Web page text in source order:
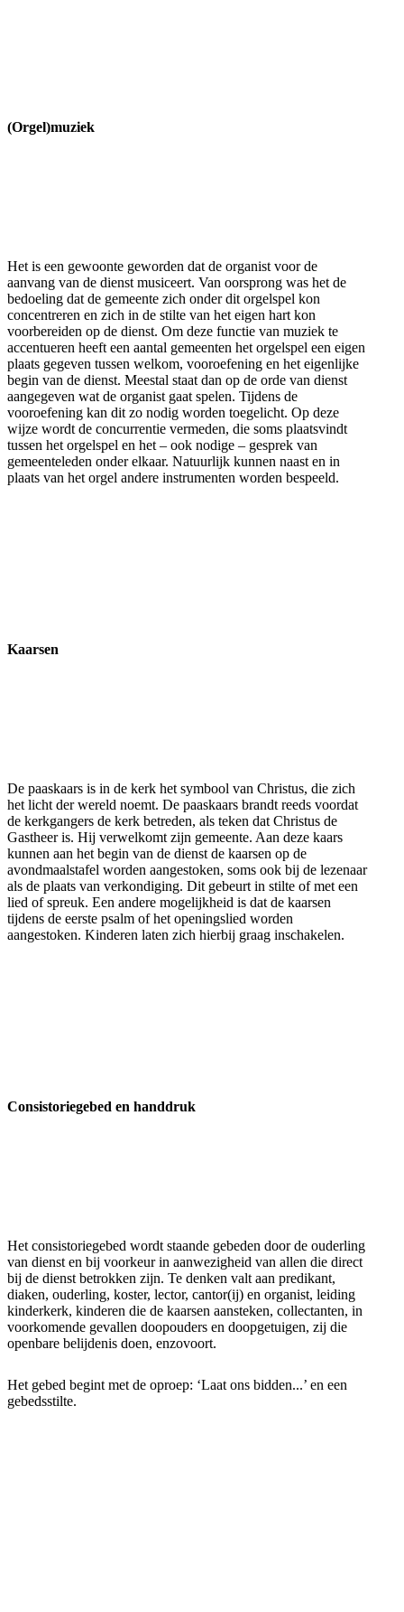
(Orgel)muziek
Het is een gewoonte geworden dat de organist voor de
aanvang van de dienst musiceert. Van oorsprong was het de
bedoeling dat de gemeente zich onder dit orgelspel kon
concentreren en zich in de stilte van het eigen hart kon
voorbereiden op de dienst. Om deze functie van muziek te
accentueren heeft een aantal gemeenten het orgelspel een eigen
plaats gegeven tussen welkom, vooroefening en het eigenlijke
begin van de dienst. Meestal staat dan op de orde van dienst
aangegeven wat de organist gaat spelen. Tijdens de
vooroefening kan dit zo nodig worden toegelicht. Op deze
wijze wordt de concurrentie vermeden, die soms plaatsvindt
tussen het orgelspel en het – ook nodige – gesprek van
gemeenteleden onder elkaar. Natuurlijk kunnen naast en in
plaats van het orgel andere instrumenten worden bespeeld.
Kaarsen
De paaskaars is in de kerk het symbool van Christus, die zich
het licht der wereld noemt. De paaskaars brandt reeds voordat
de kerkgangers de kerk betreden, als teken dat Christus de
Gastheer is. Hij verwelkomt zijn gemeente. Aan deze kaars
kunnen aan het begin van de dienst de kaarsen op de
avondmaalstafel worden aangestoken, soms ook bij de lezenaar
als de plaats van verkondiging. Dit gebeurt in stilte of met een
lied of spreuk. Een andere mogelijkheid is dat de kaarsen
tijdens de eerste psalm of het openingslied worden
aangestoken. Kinderen laten zich hierbij graag inschakelen.
Consistoriegebed en handdruk
Het consistoriegebed wordt staande gebeden door de ouderling
van dienst en bij voorkeur in aanwezigheid van allen die direct
bij de dienst betrokken zijn. Te denken valt aan predikant,
diaken, ouderling, koster, lector, cantor(ij) en organist, leiding
kinderkerk, kinderen die de kaarsen aansteken, collectanten, in
voorkomende gevallen doopouders en doopgetuigen, zij die
openbare belijdenis doen, enzovoort.
Het gebed begint met de oproep: ‘Laat ons bidden...’ en een
gebedsstilte.